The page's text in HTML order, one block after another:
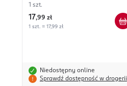
1 szt.
17,99 zł
1 szt. = 17,99 zł
Niedostępny online
Sprawdź dostępność w drogerii